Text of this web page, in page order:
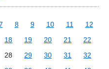
8 9 10 11
12
18 19 20 21
22
28 29 30 31
32